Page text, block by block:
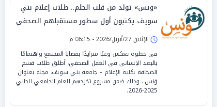
«ونس» تولد من قلب الحلم.. طلاب إعلام بني
سويف يكتبون أول سطور مستقبلهم الصحفي
الإثنين 27/أبريل/2026 - 06:15 م
في خطوة تعكس وعيًا متزايدًا بقضايا المجتمع واهتمامًا
بالبعد الإنساني في العمل الصحفي، أطلق طلاب قسم
الصحافة بكلية الإعلام – جامعة بني سويف، مجلة بعنوان
وَنس ، وذلك ضمن مشروع تخرجهم للعام الجامعي الحالي
2025-2026.